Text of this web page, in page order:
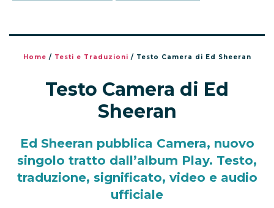
Home / Testi e Traduzioni / Testo Camera di Ed Sheeran
Testo Camera di Ed
Sheeran
Ed Sheeran pubblica Camera, nuovo
singolo tratto dall’album Play. Testo,
traduzione, significato, video e audio
ufficiale